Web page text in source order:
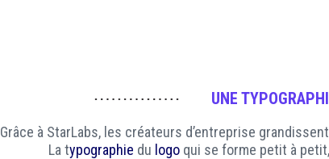
UNE
Grâce à StarLabs, les créateurs d’entreprise
La typographie du logoqui se forme petit à